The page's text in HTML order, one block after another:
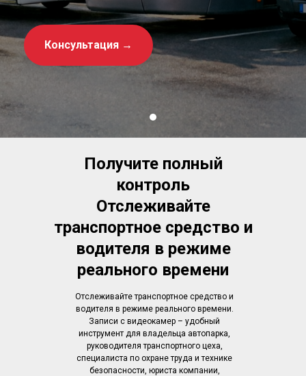
Консультация →
Отслеживайте транспортное средство и
водителя в режиме реального времени.
Записи с видеокамер – удобный
инструмент для владельца автопарка,
руководителя транспортного цеха,
специалиста по охране труда и технике
безопасности, юриста компании,
Получите полный
контроль
Отслеживайте
транспортное средство и
водителя в режиме
реального времени